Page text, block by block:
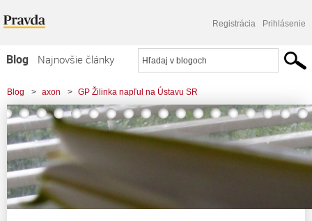
Registrácia Prihlásenie
Blog
Najnovšie články
Najčítanejšie články
Najkomentovanejšie články
Zoznam blogov
Komerčné blogy
Blog > axon > GP Žilinka napľul na Ústavu SR